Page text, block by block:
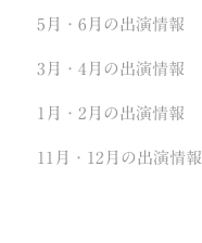
5月・6月の出演情報
3月・4月の出演情報
1月・2月の出演情報
11月・12月の出演情報